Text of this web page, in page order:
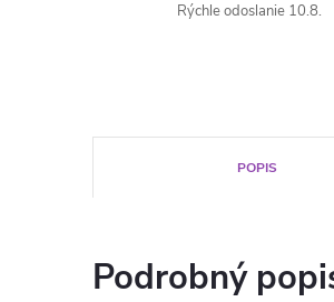
Rýchle odoslanie 10.8.
POPIS
Podrobný